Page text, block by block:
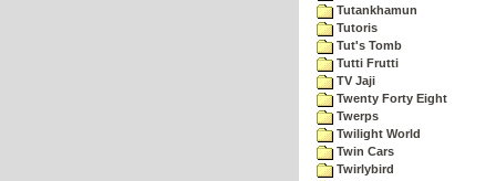
Tutankhamun
Tutoris
Tut's Tomb
Tutti Frutti
TV Jaji
Twenty Forty Eight
Twerps
Twilight World
Twin Cars
Twirlybird